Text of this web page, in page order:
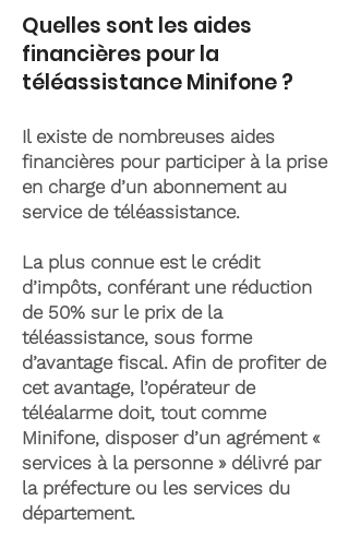
Quelles sont les aides
financières pour la
téléassistance Minifone ?
Il existe de nombreuses aides
financières pour participer à la prise
en charge d’un abonnement au
service de téléassistance.
La plus connue est le crédit
d’impôts, conférant une réduction
de 50% sur le prix de la
téléassistance, sous forme
d’avantage fiscal. Afin de profiter de
cet avantage, l’opérateur de
téléalarme doit, tout comme
Minifone, disposer d’un agrément «
services à la personne » délivré par
la préfecture ou les services du
département.